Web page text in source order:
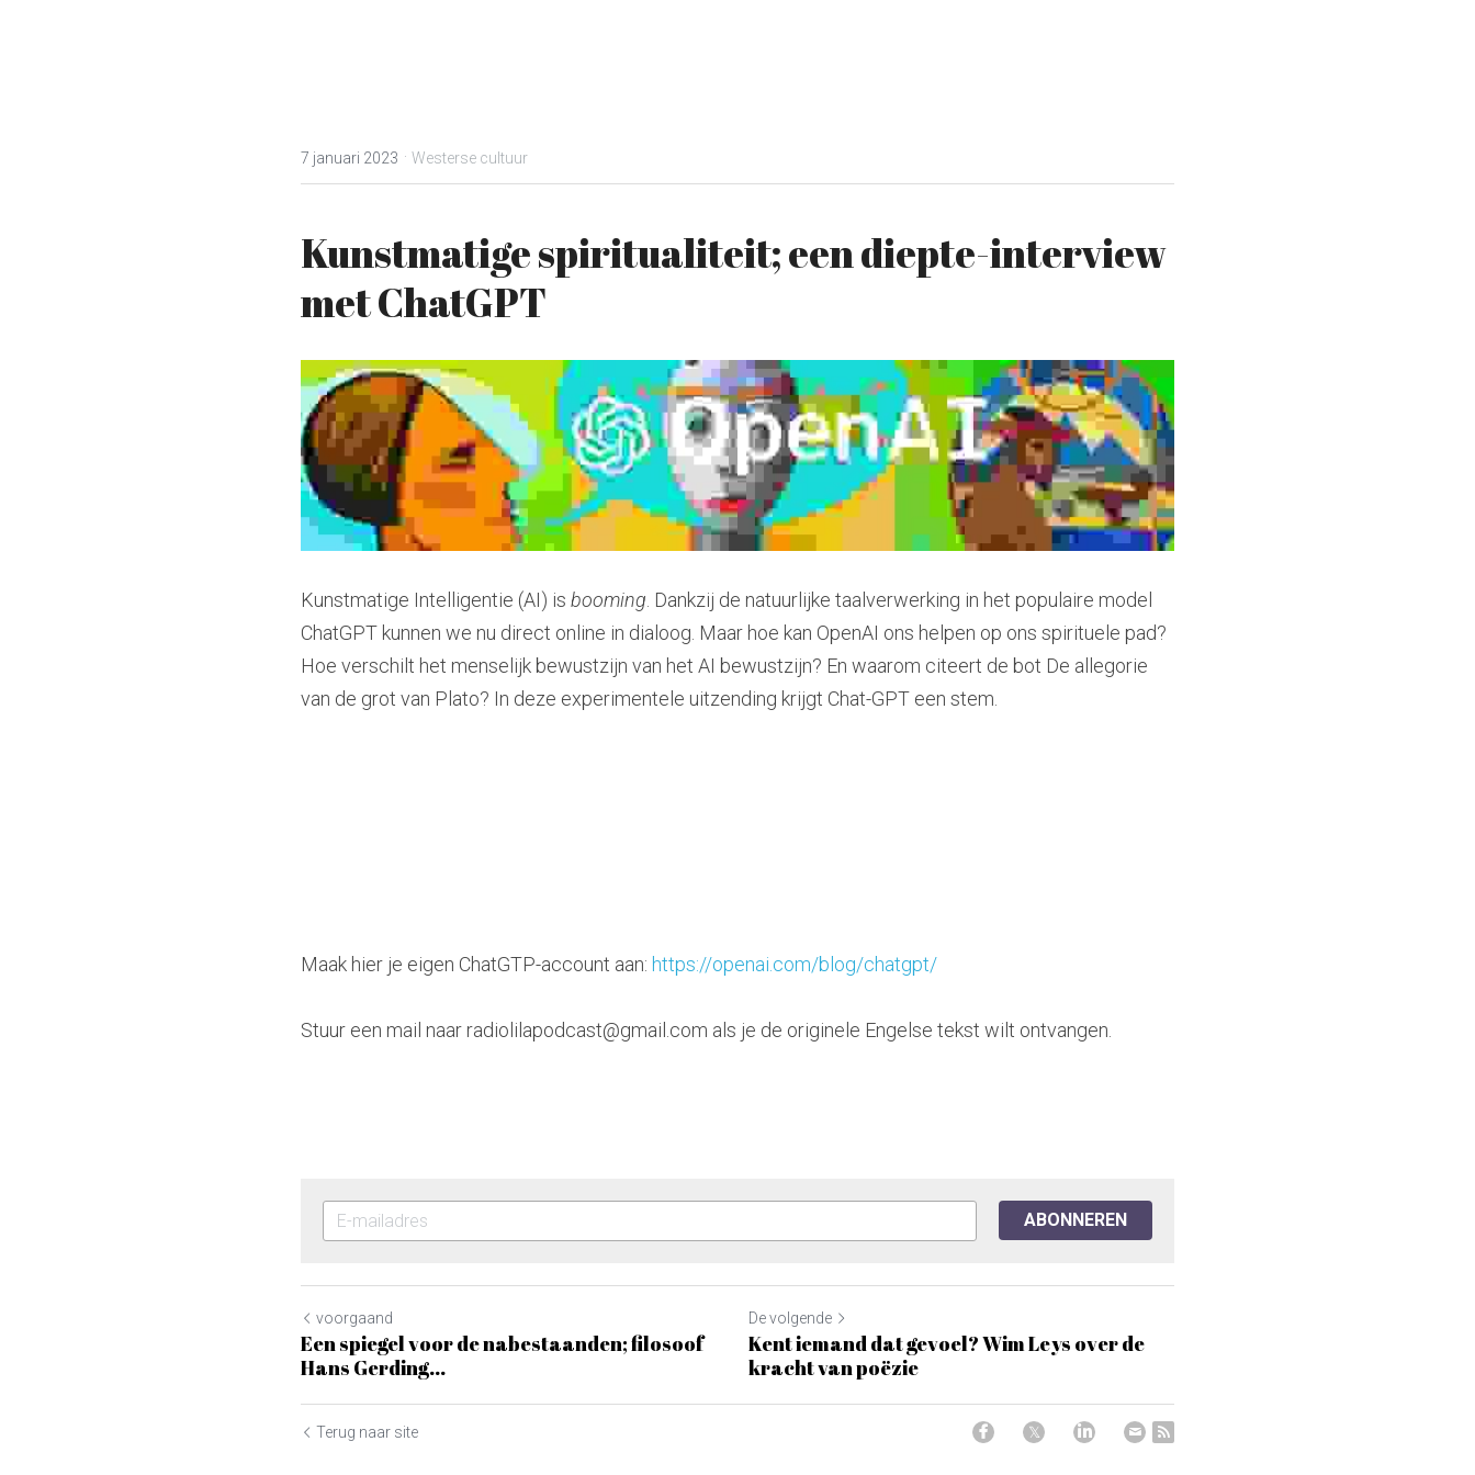
7 januari 2023 · Westerse cultuur
Kunstmatige spiritualiteit; een diepte-interview
met ChatGPT
Kunstmatige Intelligentie (AI) is booming . Dankzij de natuurlijke taalverwerking in het populaire model
ChatGPT kunnen we nu direct online in dialoog. Maar hoe kan OpenAI ons helpen op ons spirituele pad?
Hoe verschilt het menselijk bewustzijn van het AI bewustzijn? En waarom citeert de bot De allegorie
van de grot van Plato? In deze experimentele uitzending krijgt Chat-GPT een stem.
Maak hier je eigen ChatGTP-account aan: https://openai.com/blog/chatgpt/
Stuur een mail naar radiolilapodcast@gmail.com als je de originele Engelse tekst wilt ontvangen.
ABONNEREN
voorgaand
Een spiegel voor de nabestaanden; filosoof
Hans Gerding...
De volgende
Kent iemand dat gevoel? Wim Leys over de
kracht van poëzie
Terug naar site